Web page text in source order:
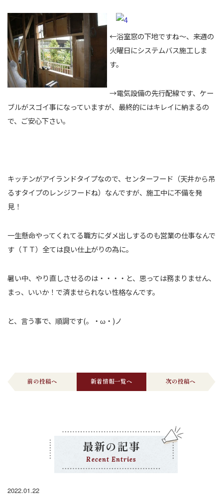
←浴室窓の下地ですね～、来週の
火曜日にシステムバス施工しま
す。
→電気設備の先行配線です、ケー
ブルがスゴイ事になっていますが、最終的にはキレイに納まるの
で、ご安心下さい。
キッチンがアイランドタイプなので、センターフード（天井から吊
るすタイプのレンジフードね）なんですが、施工中に不備を発
見！
一生懸命やってくれてる職方にダメ出しするのも営業の仕事なんで
す（ＴＴ）全ては良い仕上がりの為に。
暑い中、やり直しさせるのは・・・・と、思っては務まりません、
まっ、いいか！で済ませられない性格なんです。
と、言う事で、順調です(。・ω・)ノ
前の投稿へ 新着情報一覧へ 次の投稿へ
最新の記事
Recent Entries
2022.01.22